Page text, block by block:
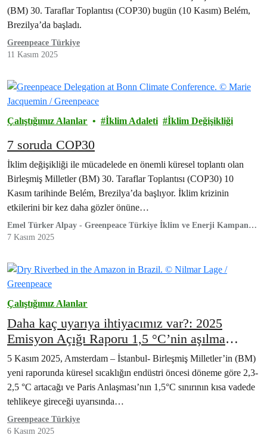
(BM) 30. Taraflar Toplantısı (COP30) bugün (10 Kasım) Belém,
Brezilya’da başladı.
Greenpeace Türkiye
11 Kasım 2025
Çalıştığımız Alanlar İklim Adaleti İklim Değişikliği
7 soruda COP30
İklim değişikliği ile mücadelede en önemli küresel toplantı olan
Birleşmiş Milletler (BM) 30. Taraflar Toplantısı (COP30) 10
Kasım tarihinde Belém, Brezilya’da başlıyor. İklim krizinin
etkilerini bir kez daha gözler önüne…
Emel Türker Alpay - Greenpeace Türkiye İklim ve Enerji Kampanya
Sorumlusu
7 Kasım 2025
Çalıştığımız Alanlar
Daha kaç uyarıya ihtiyacımız var?: 2025
Emisyon Açığı Raporu 1,5 °C’nin aşılma
tehlikesi olduğuna dikkat çekti
5 Kasım 2025, Amsterdam – İstanbul- Birleşmiş Milletler’in (BM)
yeni raporunda küresel sıcaklığın endüstri öncesi döneme göre 2,3-
2,5 °C artacağı ve Paris Anlaşması’nın 1,5°C sınırının kısa vadede
tehlikeye gireceği uyarısında…
Greenpeace Türkiye
6 Kasım 2025